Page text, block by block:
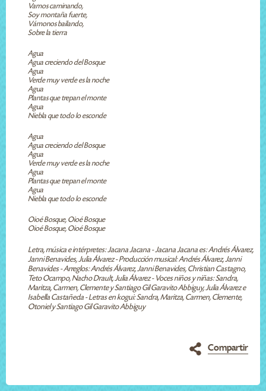
Vamos caminando,
Soy montaña fuerte,
Vámonos bailando,
Sobre la tierra
Agua
Agua creciendo del Bosque
Agua
Verde muy verde es la noche
Agua
Plantas que trepan el monte
Agua
Niebla que todo lo esconde
Agua
Agua creciendo del Bosque
Agua
Verde muy verde es la noche
Agua
Plantas que trepan el monte
Agua
Niebla que todo lo esconde
Oioé Bosque, Oioé Bosque
Oioé Bosque, Oioé Bosque
Letra, música e intérpretes: Jacana Jacana - Jacana Jacana es: Andrés Álvarez,
Janni Benavides, Julia Álvarez - Producción musical: Andrés Álvarez, Janni
Benavides - Arreglos: Andrés Álvarez, Janni Benavides, Christian Castagno,
Teto Ocampo, Nacho Drault, Julia Álvarez - Voces niños y niñas: Sandra,
Maritza, Carmen, Clemente y Santiago Gil Garavito Abbiguy, Julia Álvarez e
Isabella Castañeda - Letras en kogui: Sandra, Maritza, Carmen, Clemente,
Otoniel y Santiago Gil Garavito Abbiguy
Compartir